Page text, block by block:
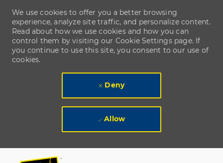
We use cookies to offer you a better browsing
experience, analyze site traffic, and personalize content.
Read about how we use cookies and how you can
control them by visiting our Cookie Settings page. If
you continue to use this site, you consent to our use of
cookies.
Deny
Allow